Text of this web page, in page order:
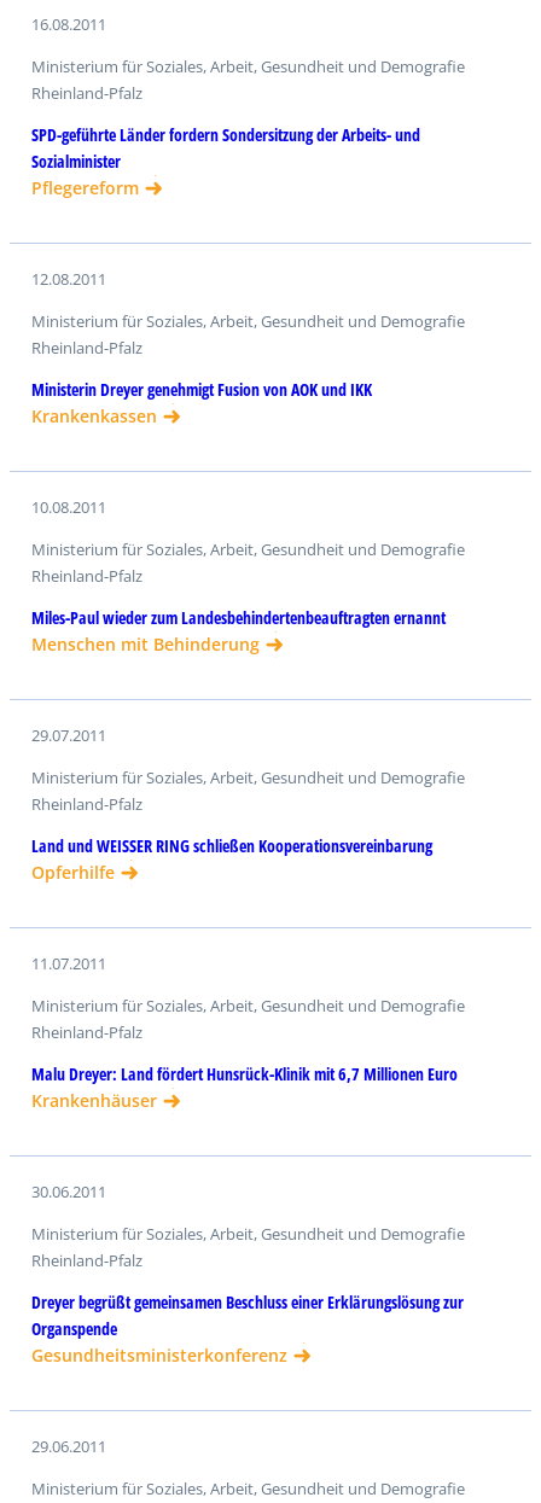
16.08.2011
Ministerium für Soziales, Arbeit, Gesundheit und Demografie
Rheinland-Pfalz
SPD-geführte Länder fordern Sondersitzung der Arbeits- und
Sozialminister
Pflegereform
12.08.2011
Ministerium für Soziales, Arbeit, Gesundheit und Demografie
Rheinland-Pfalz
Ministerin Dreyer genehmigt Fusion von AOK und IKK
Krankenkassen
10.08.2011
Ministerium für Soziales, Arbeit, Gesundheit und Demografie
Rheinland-Pfalz
Miles-Paul wieder zum Landesbehindertenbeauftragten ernannt
Menschen mit Behinderung
29.07.2011
Ministerium für Soziales, Arbeit, Gesundheit und Demografie
Rheinland-Pfalz
Land und WEISSER RING schließen Kooperationsvereinbarung
Opferhilfe
11.07.2011
Ministerium für Soziales, Arbeit, Gesundheit und Demografie
Rheinland-Pfalz
Malu Dreyer: Land fördert Hunsrück-Klinik mit 6,7 Millionen Euro
Krankenhäuser
30.06.2011
Ministerium für Soziales, Arbeit, Gesundheit und Demografie
Rheinland-Pfalz
Dreyer begrüßt gemeinsamen Beschluss einer Erklärungslösung zur
Organspende
Gesundheitsministerkonferenz
29.06.2011
Ministerium für Soziales, Arbeit, Gesundheit und Demografie